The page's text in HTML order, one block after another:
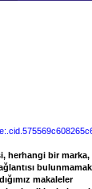
herhangi bir marka,
makaleler